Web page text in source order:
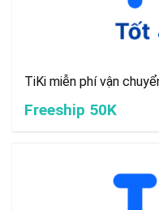
TiKi miễn phí vận
Freeship 50K